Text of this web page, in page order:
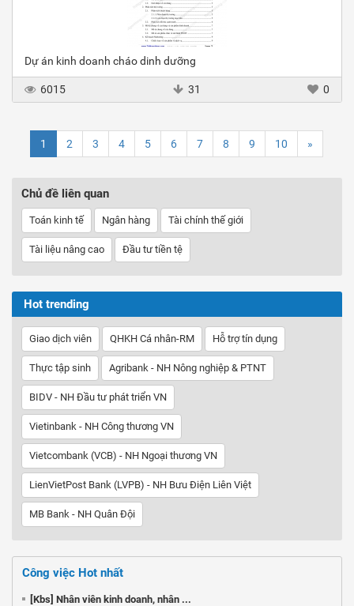
Dự án kinh doanh cháo dinh dưỡng
6015 31 0
1 2 3 4 5 6 7 8 9 10 »
Chủ đề liên quan
Toán kinh tế Ngân hàng Tài chính thế giới
Tài liệu nâng cao Đầu tư tiền tệ
Hot trending
Giao dịch viên QHKH Cá nhân-RM Hỗ trợ tín dụng
Thực tập sinh Agribank - NH Nông nghiệp & PTNT
BIDV - NH Đầu tư phát triển VN
Vietinbank - NH Công thương VN
Vietcombank (VCB) - NH Ngoại thương VN
LienVietPost Bank (LVPB) - NH Bưu Điện Liên Việt
MB Bank - NH Quân Đội
Công việc Hot nhất
[Kbs] Nhân viên kinh doanh, nhân ...